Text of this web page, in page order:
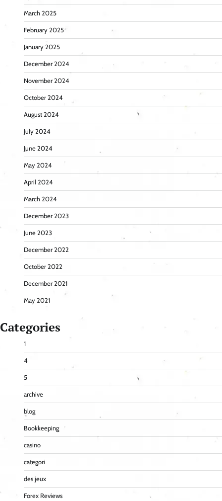
March 2025
February 2025
January 2025
December 2024
November 2024
October 2024
August 2024
July 2024
June 2024
May 2024
April 2024
March 2024
December 2023
June 2023
December 2022
October 2022
December 2021
May 2021
Categories
1
4
5
archive
blog
Bookkeeping
casino
categori
des jeux
Forex Reviews